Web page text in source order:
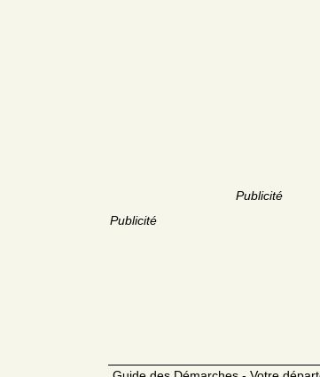
Publicité
Publicité